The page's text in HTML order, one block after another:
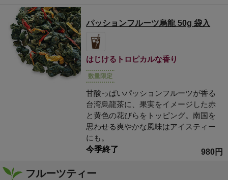
パッションフルーツ烏龍 50g 袋入
はじけるトロピカルな香り
数量限定
甘酸っぱいパッションフルーツが香る
台湾烏龍茶に、果実をイメージした赤
と黄色の花びらをトッピング。南国を
思わせる爽やかな風味はアイスティー
にも。
今季終了
980円
フルーツティー